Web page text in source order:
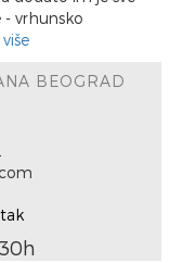
- vrhunsko
BEOGRAD